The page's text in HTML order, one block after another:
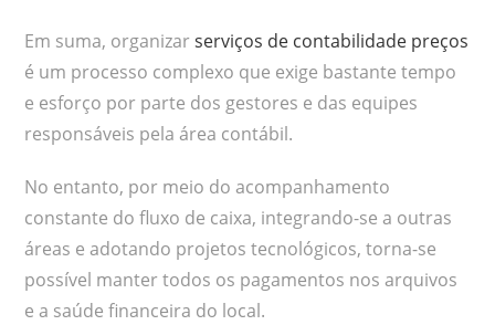
Em suma, organizarserviços de contabilidade preços
é um processo complexo que exige bastante tempo
e esforço por parte dos gestores e das equipes
responsáveis pela área contábil.
No entanto, por meio do acompanhamento
constante do fluxo de caixa, integrando-se a outras
áreas e adotando projetos tecnológicos, torna-se
possível manter todos os pagamentos nos arquivos
e a saúde financeira do local.